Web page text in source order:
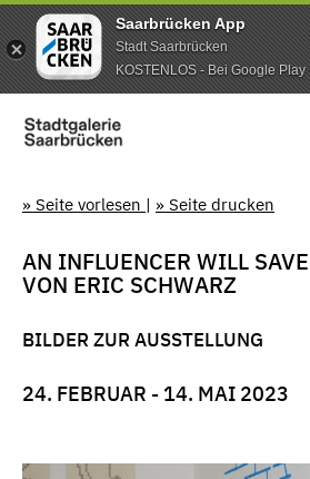
Saarbrücken App
Stadt Saarbrücken
KOSTENLOS - Bei Google Play
» Seite vorlesen | » Seite drucken
AN INFLUENCER WILL
VON ERIC SCHWARZ
BILDER ZUR AUSSTELLUNG
24. FEBRUAR - 14. MAI 2023